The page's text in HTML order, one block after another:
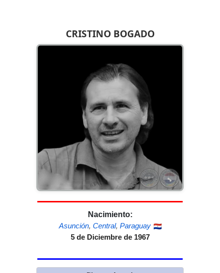
CRISTINO BOGADO
Nacimiento:
Asunción, Central, Paraguay
5 de Diciembre de 1967